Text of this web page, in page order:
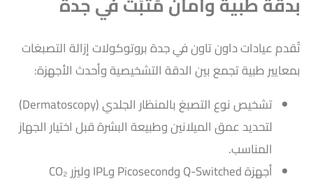
تُقدم عيادات داون تاون في جدة بروتوكولات إزالة التصبغات
بمعايير طبية تجمع بين الدقة التشخيصية وأحدث الأجهزة:
تشخيص نوع التصبغ بالمنظار الجلدي (Dermatoscopy)
لتحديد عمق الميلانين وطبيعة البشرة قبل اختيار الجهاز
المناسب.
أجهزة Q-Switched وPicosecond وIPL وليزر CO₂